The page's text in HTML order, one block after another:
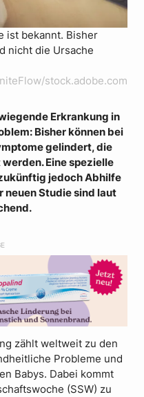
ist bekannt. Bisher
nicht die Ursache
stock.adobe.com
Erkrankung in
Bisher können bei
gelindert, die
Eine spezielle
jedoch Abhilfe
neuen Studie sind laut
zählt weltweit zu den
Probleme und
Babys. Dabei kommt
(SSW) zu